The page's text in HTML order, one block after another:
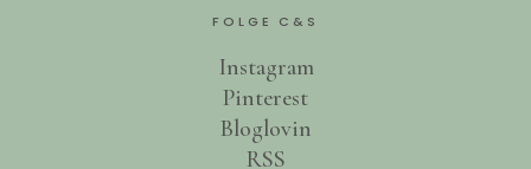
FOLGE C&S
Instagram
Pinterest
Bloglovin
RSS